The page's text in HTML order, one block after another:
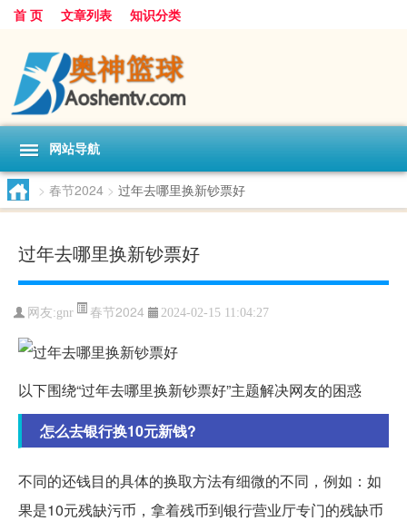
首 页 文章列表 知识分类
网站导航
> 春节2024 > 过年去哪里换新钞票好
过年去哪里换新钞票好
网友:gnr 春节2024 2024-02-15 11:04:27
以下围绕“过年去哪里换新钞票好”主题解决网友的困惑
怎么去银行换10元新钱?
不同的还钱目的具体的换取方法有细微的不同，例如：如
果是10元残缺污币，拿着残币到银行营业厅专门的残缺币